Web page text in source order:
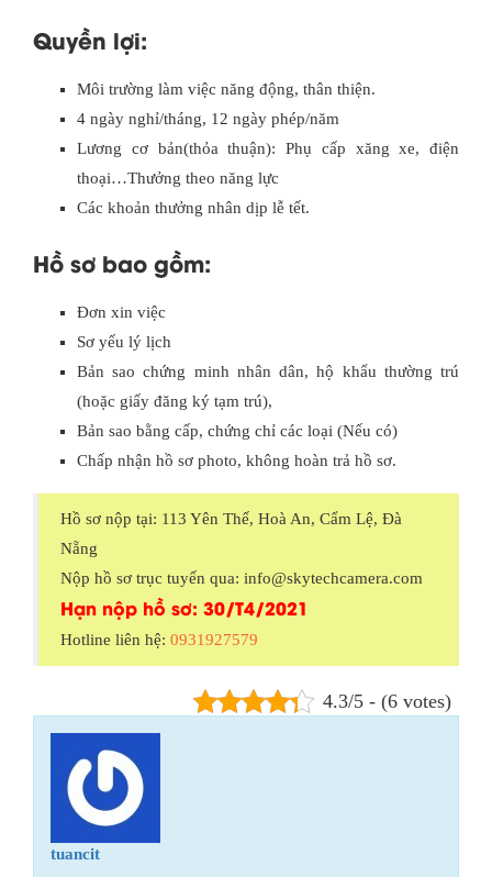
Quyền lợi:
Môi trường làm việc năng động, thân thiện.
4 ngày nghỉ/tháng, 12 ngày phép/năm
Lương cơ bản(thỏa thuận): Phụ cấp xăng xe, điện
thoại…Thưởng theo năng lực
Các khoản thưởng nhân dịp lễ tết.
Hồ sơ bao gồm:
Đơn xin việc
Sơ yếu lý lịch
Bản sao chứng minh nhân dân, hộ khẩu thường trú
(hoặc giấy đăng ký tạm trú),
Bản sao bằng cấp, chứng chỉ các loại (Nếu có)
Chấp nhận hồ sơ photo, không hoàn trả hồ sơ.
Hồ sơ nộp tại: 113 Yên Thế, Hoà An, Cẩm Lệ, Đà
Nẵng
Nộp hồ sơ trục tuyến qua: info@skytechcamera.com
Hạn nộp hồ sơ: 30/T4/2021
Hotline liên hệ: 0931927579
4.3/5 - (6 votes)
tuancit